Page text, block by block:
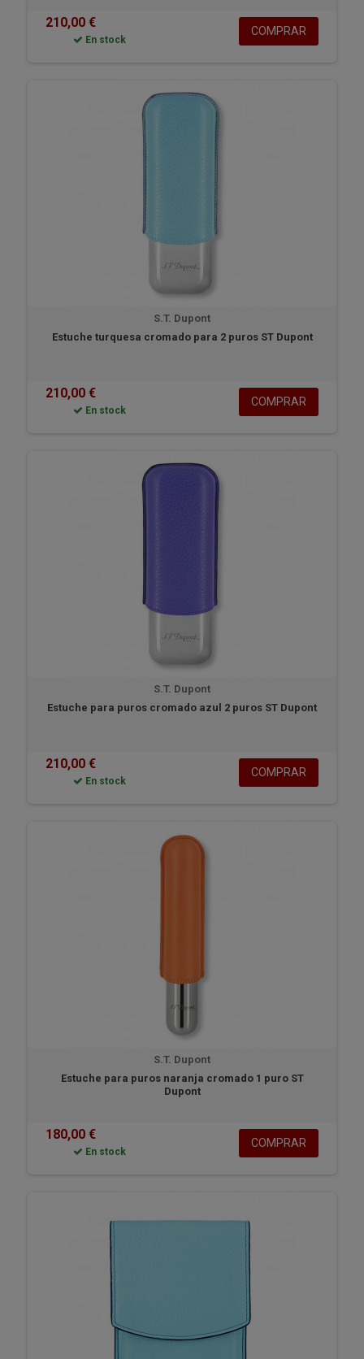
210,00 €
En stock
COMPRAR
S.T. Dupont
Estuche turquesa cromado para 2 puros ST Dupont
210,00 €
En stock
COMPRAR
S.T. Dupont
Estuche para puros cromado azul 2 puros ST Dupont
210,00 €
En stock
COMPRAR
S.T. Dupont
Estuche para puros naranja cromado 1 puro ST
Dupont
180,00 €
En stock
COMPRAR